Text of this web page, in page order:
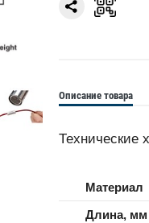
Описание товара
Технические
Материал
Длина, мм